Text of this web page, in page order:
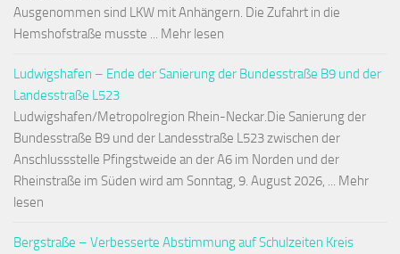
Ausgenommen sind LKW mit Anhängern. Die Zufahrt in die
Hemshofstraße musste ... Mehr lesen
Ludwigshafen – Ende der Sanierung der Bundesstraße B9 und der
Landesstraße L523
Ludwigshafen/Metropolregion Rhein-Neckar.Die Sanierung der
Bundesstraße B9 und der Landesstraße L523 zwischen der
Anschlussstelle Pfingstweide an der A6 im Norden und der
Rheinstraße im Süden wird am Sonntag, 9. August 2026, ... Mehr
lesen
Bergstraße – Verbesserte Abstimmung auf Schulzeiten Kreis